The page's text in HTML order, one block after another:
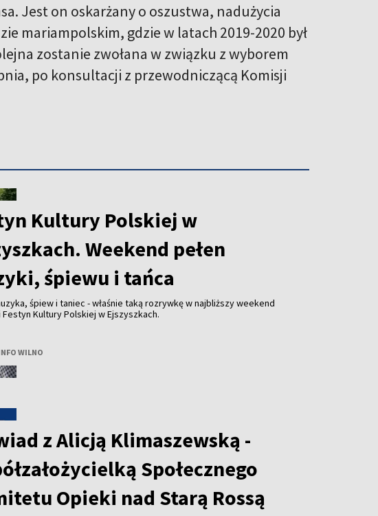
Jest on oskarżany o oszustwa, nadużycia
mariampolskim, gdzie w latach 2019-2020 był
zostanie zwołana w związku z wyborem
po konsultacji z przewodniczącą Komisji
Kultury Polskiej w
Weekend pełen
śpiewu i tańca
śpiew i taniec - właśnie taką rozrywkę w najbliższy weekend
Festyn Kultury Polskiej w Ejszyszkach.
WILNO
z Alicją Klimaszewską -
Społecznego
Opieki nad Starą Rossą